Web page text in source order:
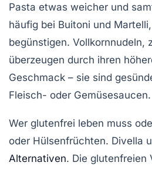
Pasta etwas weicher und
häufig bei Buitoni und Martelli
begünstigen. Vollkornnudeln,
überzeugen durch ihren
Geschmack – sie sind
Fleisch- oder Gemüsesaucen.
Wer glutenfrei leben muss
oder Hülsenfrüchten. Divella
Alternativen. Die glutenfreien